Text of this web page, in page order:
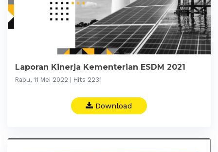
Laporan Kinerja Kementerian ESDM 2021
Rabu, 11 Mei 2022 | Hits 2231
Download